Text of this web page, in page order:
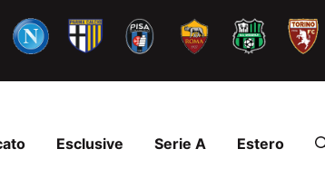
Esclusive Serie A Estero